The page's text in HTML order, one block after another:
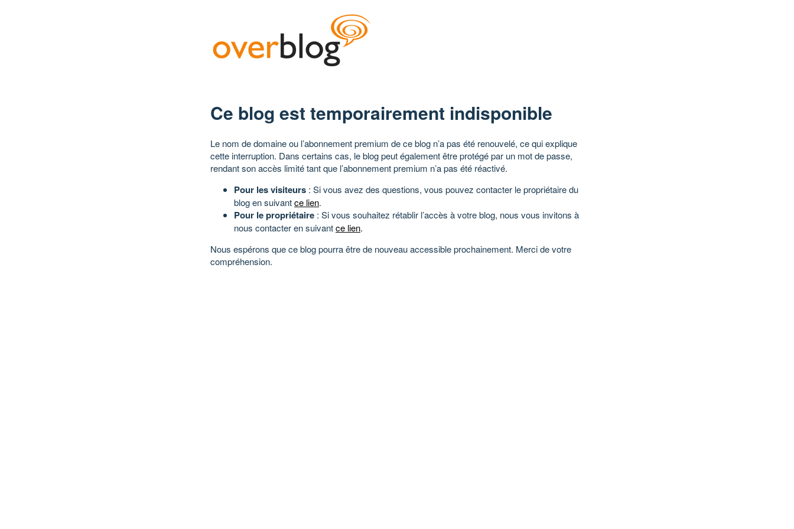
Ce blog est temporairement indisponible
Le nom de domaine ou l’abonnement premium de ce blog n’a pas été renouvelé, ce qui explique
cette interruption. Dans certains cas, le blog peut également être protégé par un mot de passe,
rendant son accès limité tant que l’abonnement premium n’a pas été réactivé.
Pour les visiteurs : Si vous avez des questions, vous pouvez contacter le propriétaire du
blog en suivantce lien.
Pour le propriétaire : Si vous souhaitez rétablir l’accès à votre blog, nous vous invitons à
nous contacter en suivantce lien.
Nous espérons que ce blog pourra être de nouveau accessible prochainement. Merci de votre
compréhension.